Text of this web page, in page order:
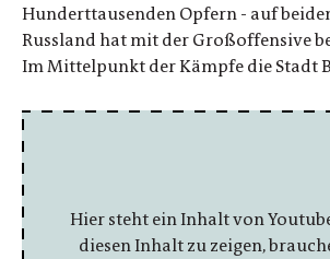
Hunderttausenden Opfern - auf
Russland hat mit der Großoffensive
Im Mittelpunkt der Kämpfe die Stadt
Hier steht ein Inhalt von
diesen Inhalt zu zeigen,